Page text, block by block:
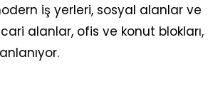
iş yerleri, sosyal alanlar ve
alanlar, ofis ve konut blokları,